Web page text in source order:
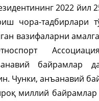
2022 йил
чора-тадбирлари
вазифаларни
байрамлар
Чунки, анъанавий
миллий байрамлар